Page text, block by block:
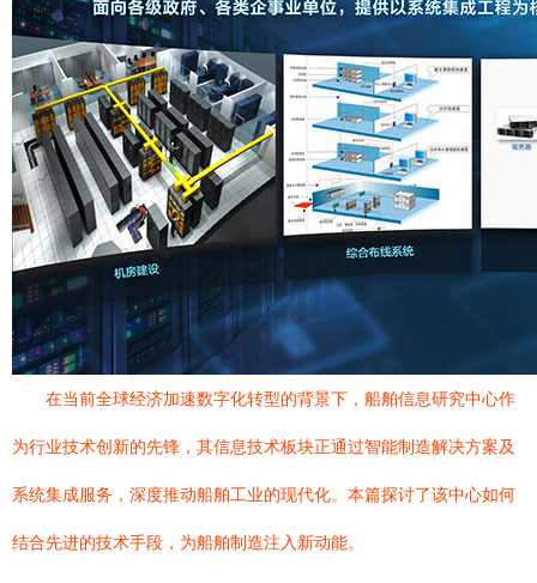
在当前全球经济加速数字化转型的背景下，船舶信息研究中心作
为行业技术创新的先锋，其信息技术板块正通过智能制造解决方案及
系统集成服务，深度推动船舶工业的现代化。本篇探讨了该中心如何
结合先进的技术手段，为船舶制造注入新动能。